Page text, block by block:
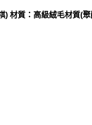
，請聯繫「AFTEE先享後付
support/home
先享後付」服務完成之交
護人之同意方可使用
號之用戶狀況，依本公司即
) 材質：高級絨毛材質(